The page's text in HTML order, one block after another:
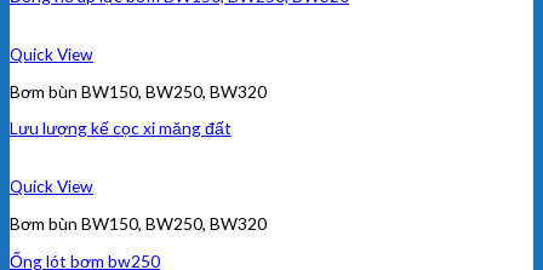
Quick View
Bơm bùn BW150, BW250, BW320
Lưu lượng kế cọc xi măng đất
Quick View
Bơm bùn BW150, BW250, BW320
Ống lót bơm bw250